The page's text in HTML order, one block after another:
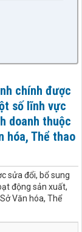
chính được
số lĩnh vực
doanh thuộc
hóa, Thể thao
sửa đổi, bổ sung
động sản xuất,
Văn hóa, Thể